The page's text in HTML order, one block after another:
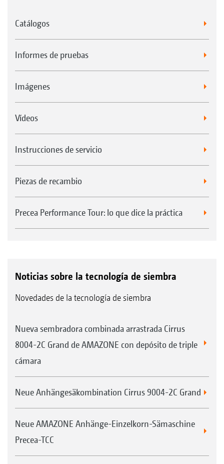
Catálogos
Informes de pruebas
Imágenes
Vídeos
Instrucciones de servicio
Piezas de recambio
Precea Performance Tour: lo que dice la práctica
Noticias sobre la tecnología de siembra
Novedades de la tecnología de siembra
Nueva sembradora combinada arrastrada Cirrus
8004-2C Grand de AMAZONE con depósito de triple
cámara
Neue Anhängesäkombination Cirrus 9004-2C Grand
Neue AMAZONE Anhänge-Einzelkorn-Sämaschine
Precea-TCC